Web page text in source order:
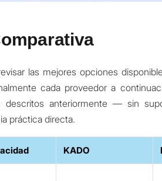
las mejores opciones
cada proveedor a
descritos anteriormente — sin
práctica directa.
KADO